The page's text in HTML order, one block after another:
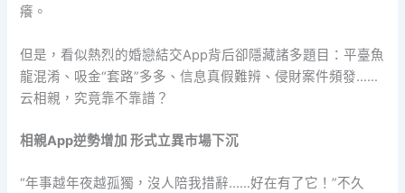
癢。
但是，看似熱烈的婚戀結交App背后卻隱藏諸多題目：平臺魚
龍混淆、吸金“套路”多多、信息真假難辨、侵財案件頻發……
云相親，究竟靠不靠譜？
相親App逆勢增加 形式立異市場下沉
“年事越年夜越孤獨，沒人陪我措辭……好在有了它！”不久